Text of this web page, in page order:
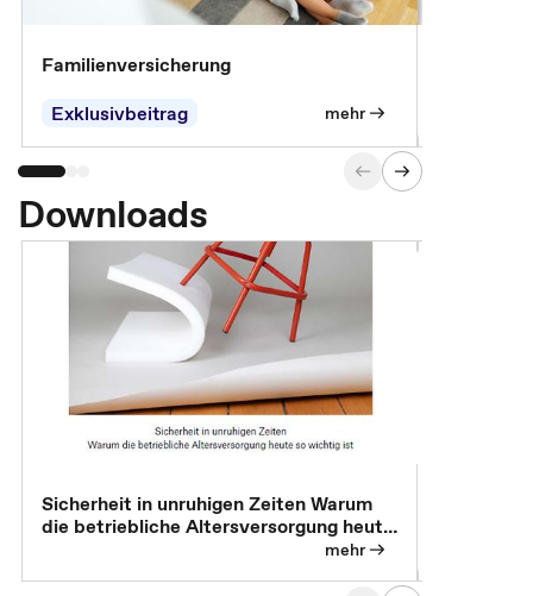
Familienversicherung
Exklusivbeitrag
mehr
Downloads
Sicherheit in unruhigen Zeiten Warum
die betriebliche Altersversorgung heute
mehr